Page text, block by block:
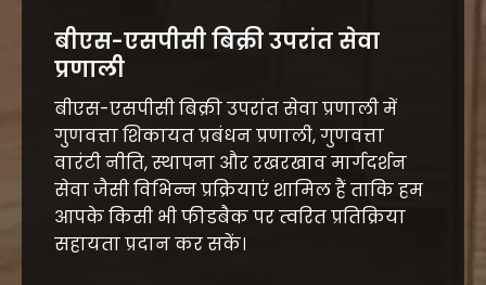
बीएस-एसपीसी बिक्री उपरांत सेवा
प्रणाली
बीएस-एसपीसी बिक्री उपरांत सेवा प्रणाली में
गुणवत्ता शिकायत प्रबंधन प्रणाली, गुणवत्ता
वारंटी नीति, स्थापना और रखरखाव मार्गदर्शन
सेवा जैसी विभिन्न प्रक्रियाएं शामिल हैं ताकि हम
आपके किसी भी फीडबैक पर त्वरित प्रतिक्रिया
सहायता प्रदान कर सकें।